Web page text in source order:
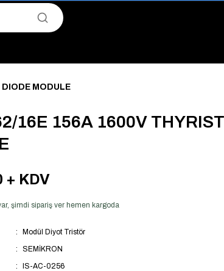
Avantajı!
MODULE
16E 156A 1600V
+ KDV
şimdi sipariş ver hemen kargoda
Modül Diyot Tristör
SEMİKRON
IS-AC-0256